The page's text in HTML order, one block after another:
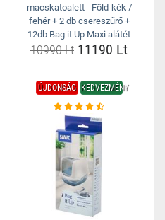
macskatoalett - Föld-kék /
fehér + 2 db csereszűrő +
12db Bag it Up Maxi alátét
10990 Lt 11190 Lt
ÚJDONSÁG KEDVEZMÉNY